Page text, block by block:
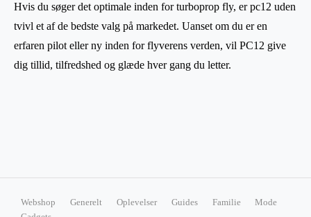
Hvis du søger det optimale inden for turboprop fly, er pc12 uden
tvivl et af de bedste valg på markedet. Uanset om du er en
erfaren pilot eller ny inden for flyverens verden, vil PC12 give
dig tillid, tilfredshed og glæde hver gang du letter.
Webshop Generelt Oplevelser Guides Familie
Mode